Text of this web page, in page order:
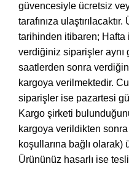
güvencesiyle ücretsiz
tarafınıza
tarihinden itibaren; Hafta
verdiğiniz siparişler aynı
saatlerden sonra
kargoya verilmektedir.
siparişler ise pazartesi
Kargo şirketi
kargoya verildikten
koşullarına bağlı olarak)
Ürününüz hasarlı ise